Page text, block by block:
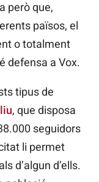
però que,
països, el
o totalment
defensa a Vox.
tipus de
, que disposa
seguidors
li permet
d’algun d’ells.